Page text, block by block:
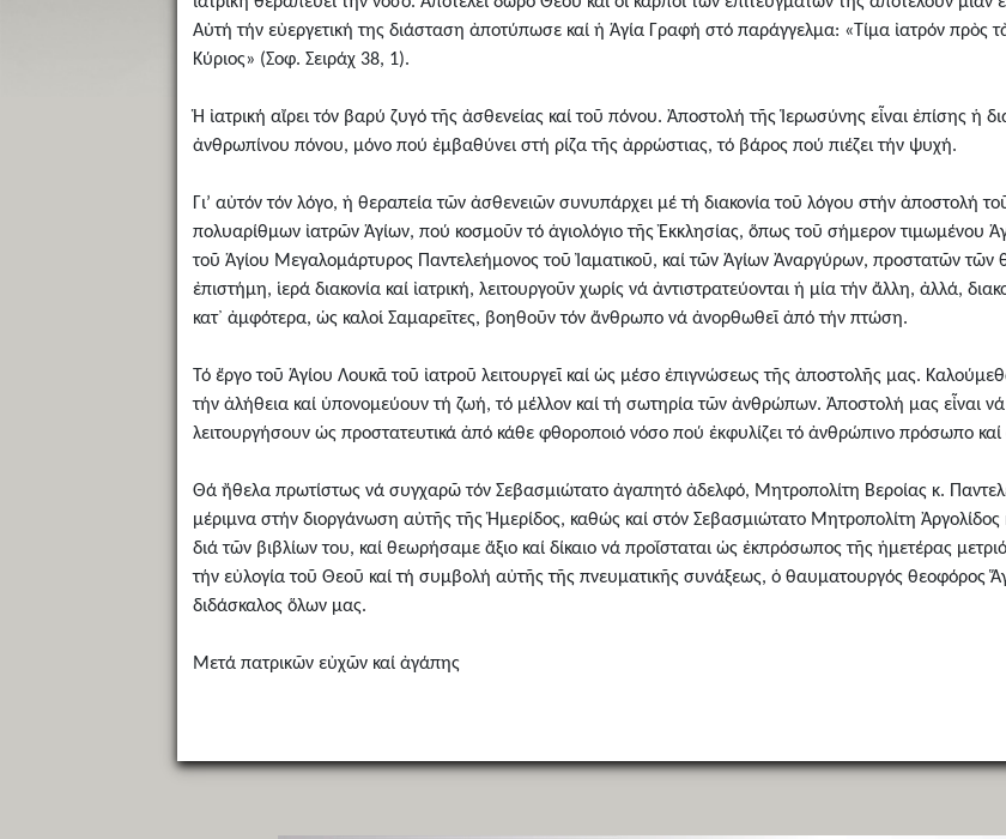
Αὐτή τήν εὐεργετική της διάσταση ἀποτύπωσε καί ἡ Ἁγία Γραφή στό παράγγελμα: «Τίμα ἰατρόν πρὸς
Κύριος» (Σοφ. Σειράχ 38, 1).
Ἡ ἰατρική αἴρει τόν βαρύ ζυγό τῆς ἀσθενείας καί τοῦ πόνου. Ἀποστολή τῆς Ἱερωσύνης εἶναι ἐπίσης ἡ
ἀνθρωπίνου πόνου, μόνο πού ἐμβαθύνει στή ρίζα τῆς ἀρρώστιας, τό βάρος πού πιέζει τήν ψυχή.
Γι’ αὐτόν τόν λόγο, ἡ θεραπεία τῶν ἀσθενειῶν συνυπάρχει μέ τή διακονία τοῦ λόγου στήν ἀποστολή
πολυαρίθμων ἰατρῶν Ἁγίων, πού κοσμοῦν τό ἁγιολόγιο τῆς Ἐκκλησίας, ὅπως τοῦ σήμερον τιμωμένου
τοῦ Ἁγίου Μεγαλομάρτυρος Παντελεήμονος τοῦ Ἰαματικοῦ, καί τῶν Ἁγίων Ἀναργύρων, προστατῶν τῶν
ἐπιστήμη, ἱερά διακονία καί ἰατρική, λειτουργοῦν χωρίς νά ἀντιστρατεύονται ἡ μία τήν ἄλλη, ἀλλά,
κατ᾽ ἀμφότερα, ὡς καλοί Σαμαρεῖτες, βοηθοῦν τόν ἄνθρωπο νά ἀνορθωθεῖ ἀπό τήν πτώση.
Τό ἔργο τοῦ Ἁγίου Λουκᾶ τοῦ ἰατροῦ λειτουργεῖ καί ὡς μέσο ἐπιγνώσεως τῆς ἀποστολῆς μας.
τήν ἀλήθεια καί ὑπονομεύουν τή ζωή, τό μέλλον καί τή σωτηρία τῶν ἀνθρώπων. Ἀποστολή μας εἶναι
λειτουργήσουν ὡς προστατευτικά ἀπό κάθε φθοροποιό νόσο πού ἐκφυλίζει τό ἀνθρώπινο πρόσωπο καί
Θά ἤθελα πρωτίστως νά συγχαρῶ τόν Σεβασμιώτατο ἀγαπητό ἀδελφό, Μητροπολίτη Βεροίας κ.
μέριμνα στήν διοργάνωση αὐτῆς τῆς Ἡμερίδος, καθώς καί στόν Σεβασμιώτατο Μητροπολίτη
διά τῶν βιβλίων του, καί θεωρήσαμε ἄξιο καί δίκαιο νά προΐσταται ὡς ἐκπρόσωπος τῆς ἡμετέρας
τήν εὐλογία τοῦ Θεοῦ καί τή συμβολή αὐτῆς τῆς πνευματικῆς συνάξεως, ὁ θαυματουργός θεοφόρος
διδάσκαλος ὅλων μας.
Μετά πατρικῶν εὐχῶν καί ἀγάπης